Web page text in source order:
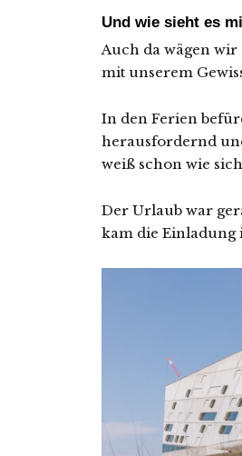
Und wie sieht es
Auch da wägen
mit unserem
In den Ferien
herausfordernd
weiß schon wie
Der Urlaub war
kam die Einladung